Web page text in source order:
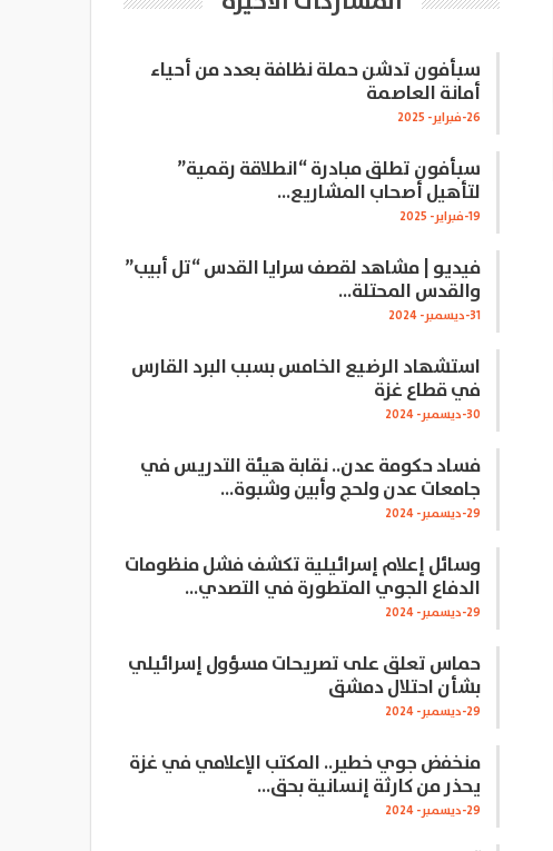
سبأفون تدشن حملة نظافة بعدد من أحياء
أمانة العاصمة
26-فبراير- 2025
سبأفون تطلق مبادرة “انطلاقة رقمية”
لتأهيل أصحاب المشاريع…
19-فبراير- 2025
فيديو | مشاهد لقصف سرايا القدس “تل أبيب”
والقدس المحتلة…
31-ديسمبر- 2024
استشهاد الرضيع الخامس بسبب البرد القارس
في قطاع غزة
30-ديسمبر- 2024
فساد حكومة عدن.. نقابة هيئة التدريس في
جامعات عدن ولحج وأبين وشبوة…
29-ديسمبر- 2024
وسائل إعلام إسرائيلية تكشف فشل منظومات
الدفاع الجوي المتطورة في التصدي…
29-ديسمبر- 2024
حماس تعلق على تصريحات مسؤول إسرائيلي
بشأن احتلال دمشق
29-ديسمبر- 2024
منخفض جوي خطير.. المكتب الإعلامي في غزة
يحذر من كارثة إنسانية بحق…
29-ديسمبر- 2024